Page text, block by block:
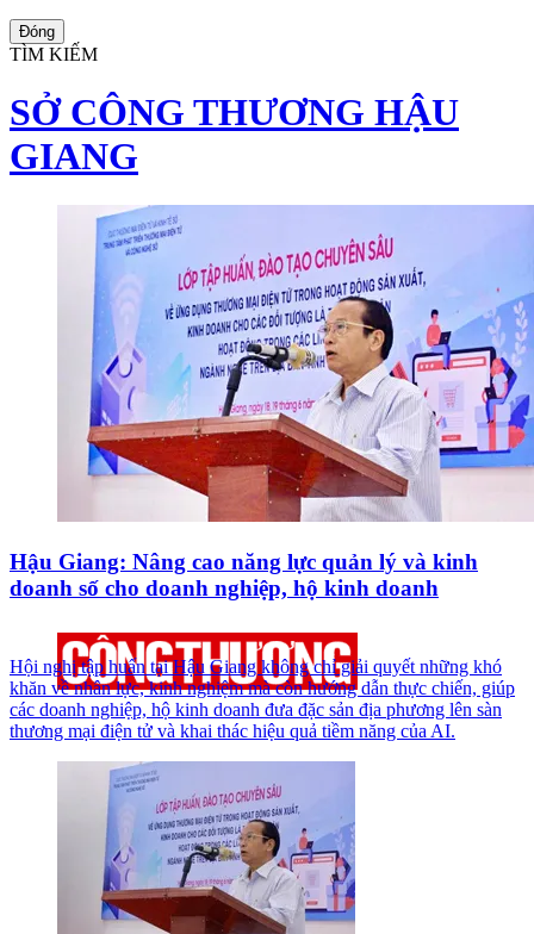
Đóng
TÌM KIẾM
SỞ CÔNG THƯƠNG HẬU
GIANG
Hậu Giang: Nâng cao năng lực quản lý và kinh
doanh số cho doanh nghiệp, hộ kinh doanh
Hội nghị tập huấn tại Hậu Giang không chỉ giải quyết những khó
khăn về nhân lực, kinh nghiệm mà còn hướng dẫn thực chiến, giúp
các doanh nghiệp, hộ kinh doanh đưa đặc sản địa phương lên sàn
thương mại điện tử và khai thác hiệu quả tiềm năng của AI.